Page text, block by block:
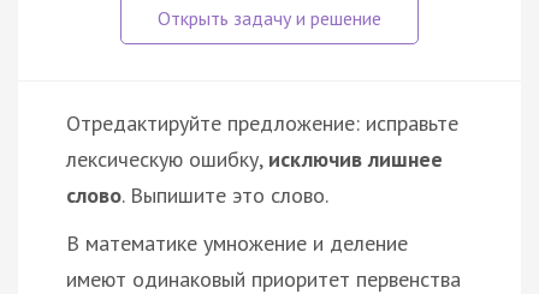
Отредактируйте предложение: исправьте
лексическую ошибку, исключив лишнее
слово. Выпишите это слово.
В математике умножение и деление
имеют одинаковый приоритет первенства